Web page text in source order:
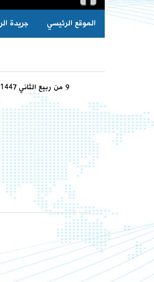
الموقع الرئيسي جريدة
9 من ربيع الثاني 1447هـ